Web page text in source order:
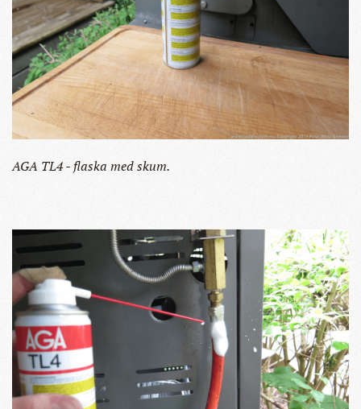
AGA TL4 - flaska med skum.